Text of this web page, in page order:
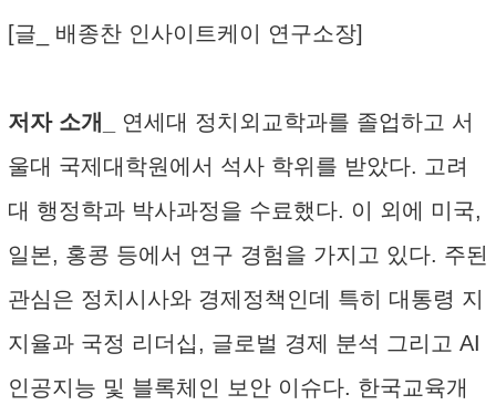
[글_ 배종찬 인사이트케이 연구소장]
저자 소개_
연세대 정치외교학과를 졸업하고 서
울대 국제대학원에서 석사 학위를 받았다. 고려
대 행정학과 박사과정을 수료했다. 이 외에 미국,
일본, 홍콩 등에서 연구 경험을 가지고 있다. 주된
관심은 정치시사와 경제정책인데 특히 대통령 지
지율과 국정 리더십, 글로벌 경제 분석 그리고 AI
인공지능 및 블록체인 보안 이슈다. 한국교육개